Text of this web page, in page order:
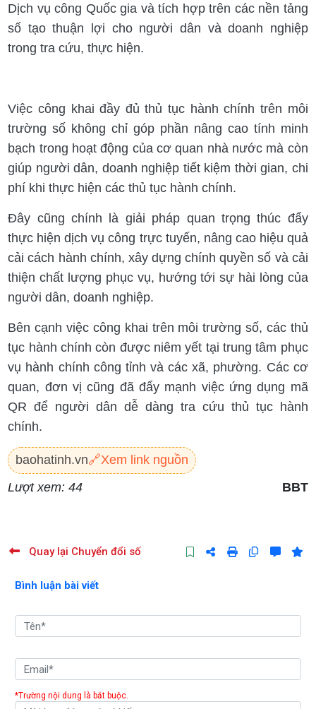
Dịch vụ công Quốc gia và tích hợp trên các nền tảng
số tạo thuận lợi cho người dân và doanh nghiệp
trong tra cứu, thực hiện.
Việc công khai đầy đủ thủ tục hành chính trên môi
trường số không chỉ góp phần nâng cao tính minh
bạch trong hoạt động của cơ quan nhà nước mà còn
giúp người dân, doanh nghiệp tiết kiệm thời gian, chi
phí khi thực hiện các thủ tục hành chính.
Đây cũng chính là giải pháp quan trọng thúc đẩy
thực hiện dịch vụ công trực tuyến, nâng cao hiệu quả
cải cách hành chính, xây dựng chính quyền số và cải
thiện chất lượng phục vụ, hướng tới sự hài lòng của
người dân, doanh nghiệp.
Bên cạnh việc công khai trên môi trường số, các thủ
tục hành chính còn được niêm yết tại trung tâm phục
vụ hành chính công tỉnh và các xã, phường. Các cơ
quan, đơn vị cũng đã đẩy mạnh việc ứng dụng mã
QR để người dân dễ dàng tra cứu thủ tục hành
chính.
baohatinh.vn🔗Xem link nguồn
Lượt xem: 44
BBT
Quay lại Chuyển đổi số
Bình luận bài viết
*Trường nội dung là bắt buộc.